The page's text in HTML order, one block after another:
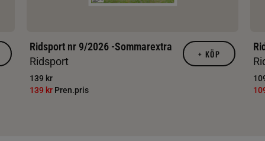
Ridsport nr 9/2026 -Sommarextra
Ridsport
139 kr
139 kr Pren.pris
+ KÖP